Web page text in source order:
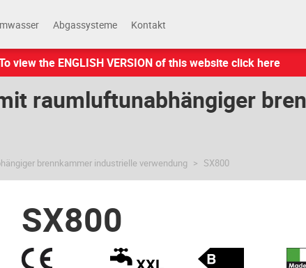
view the ENGLISH VERSION of this website click here
Abgassysteme Kontakt
raumluftunabhängiger
brennkammer industrielle verwendung SX800
SX800